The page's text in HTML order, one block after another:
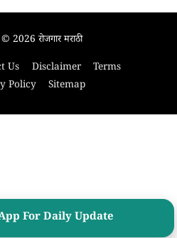
For Daily Update
© 2026रोजगार मराठी
Us Disclaimer
Terms
Policy
Sitemap